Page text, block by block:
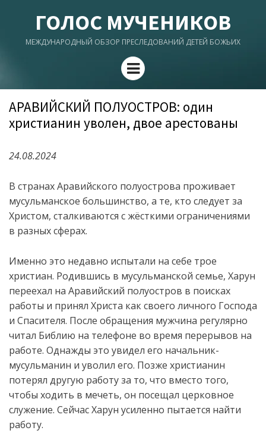
ГОЛОС МУЧЕНИКОВ
МЕЖДУНАРОДНЫЙ ОБЗОР ПРЕСЛЕДОВАНИЙ ДЕТЕЙ БОЖЬИХ
Menu
АРАВИЙСКИЙ ПОЛУОСТРОВ: один
христианин уволен, двое арестованы
24.08.2024
В странах Аравийского полуострова проживает
мусульманское большинство, а те, кто следует за
Христом, сталкиваются с жёсткими ограничениями
в разных сферах.
Именно это недавно испытали на себе трое
христиан. Родившись в мусульманской семье, Харун
переехал на Аравийский полуостров в поисках
работы и принял Христа каксвоего личного Господа
и Спасителя. После обращения мужчина регулярно
читал Библию на телефоне во время перерывов на
работе. Однажды это увидел его начальник-
мусульманин и уволил его. Позже христианин
потерял другую работу за то, что вместо того,
чтобы ходить в мечеть, он посещал церковное
служение. Сейчас Харун усиленно пытается найти
работу.